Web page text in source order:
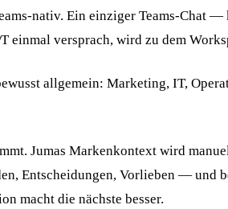
nativ. Ein einziger Teams-Chat
einmal versprach, wird zu dem
allgemein: Marketing, IT,
Jumas Markenkontext wird
Entscheidungen, Vorlieben — und
macht die nächste besser.